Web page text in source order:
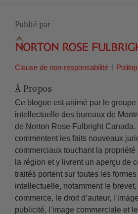
Publié par
Clause de non-responsabilité
À Propos
Ce blogue est animé par le groupe
intellectuelle des bureaux de
de Norton Rose Fulbright Canada.
commentent les faits nouveaux
commerciaux touchant la
la région et y livrent un aperçu de
traités portent sur toutes les
intellectuelle, notamment le
commerce, le droit d’auteur,
publicité, l’image commerciale et